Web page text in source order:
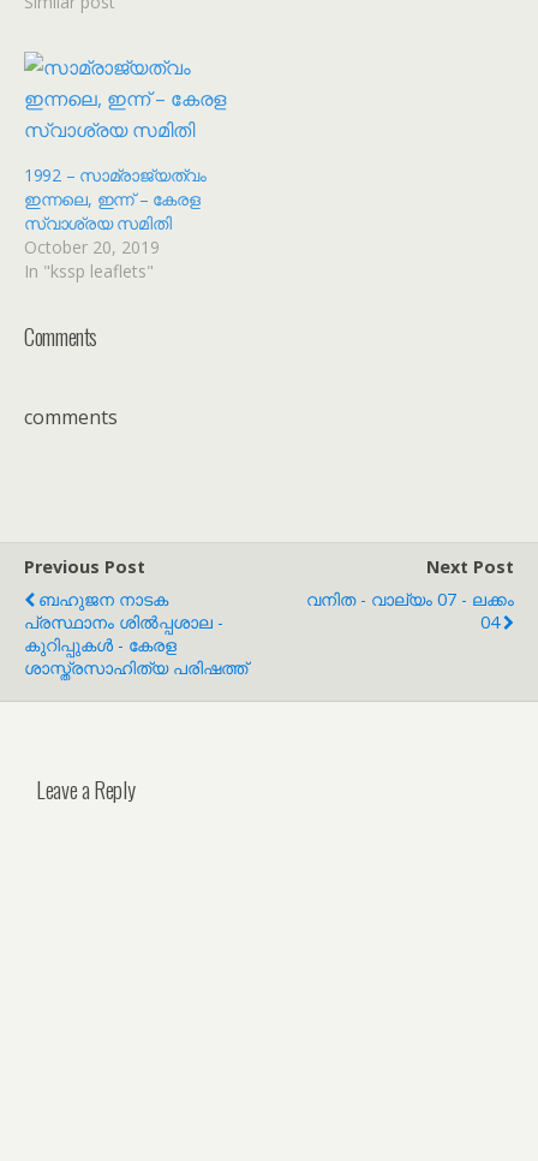
1992 – സാമ്രാജ്യത്വം
ഇന്നലെ, ഇന്ന് – കേരള
സ്വാശ്രയ സമിതി
October 20, 2019
In "kssp leaflets"
Comments
comments
Previous Post
ബഹുജന നാടക
പ്രസ്ഥാനം ശിൽപ്പശാല -
കുറിപ്പുകൾ - കേരള
ശാസ്ത്രസാഹിത്യ പരിഷത്ത്
Next Post
വനിത - വാല്യം 07 - ലക്കം
04
Leave a Reply